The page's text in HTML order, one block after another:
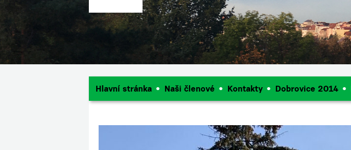
Hlavní stránka Naši členové Kontakty Dobrovice 2014